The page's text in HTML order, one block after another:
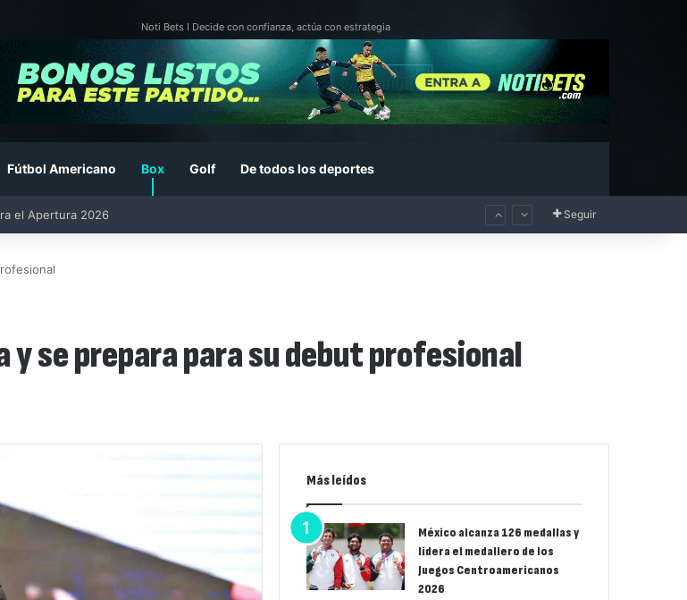
Noti Bets I Decide con confianza, actúa con estrategia
Fútbol Americano Box Golf De todos los deportes
convocados y todo lo que debes saber Seguir
se prepara para su debut profesional
Más leídos
México alcanza 126 medallas y
lidera el medallero de los
Juegos Centroamericanos
2026